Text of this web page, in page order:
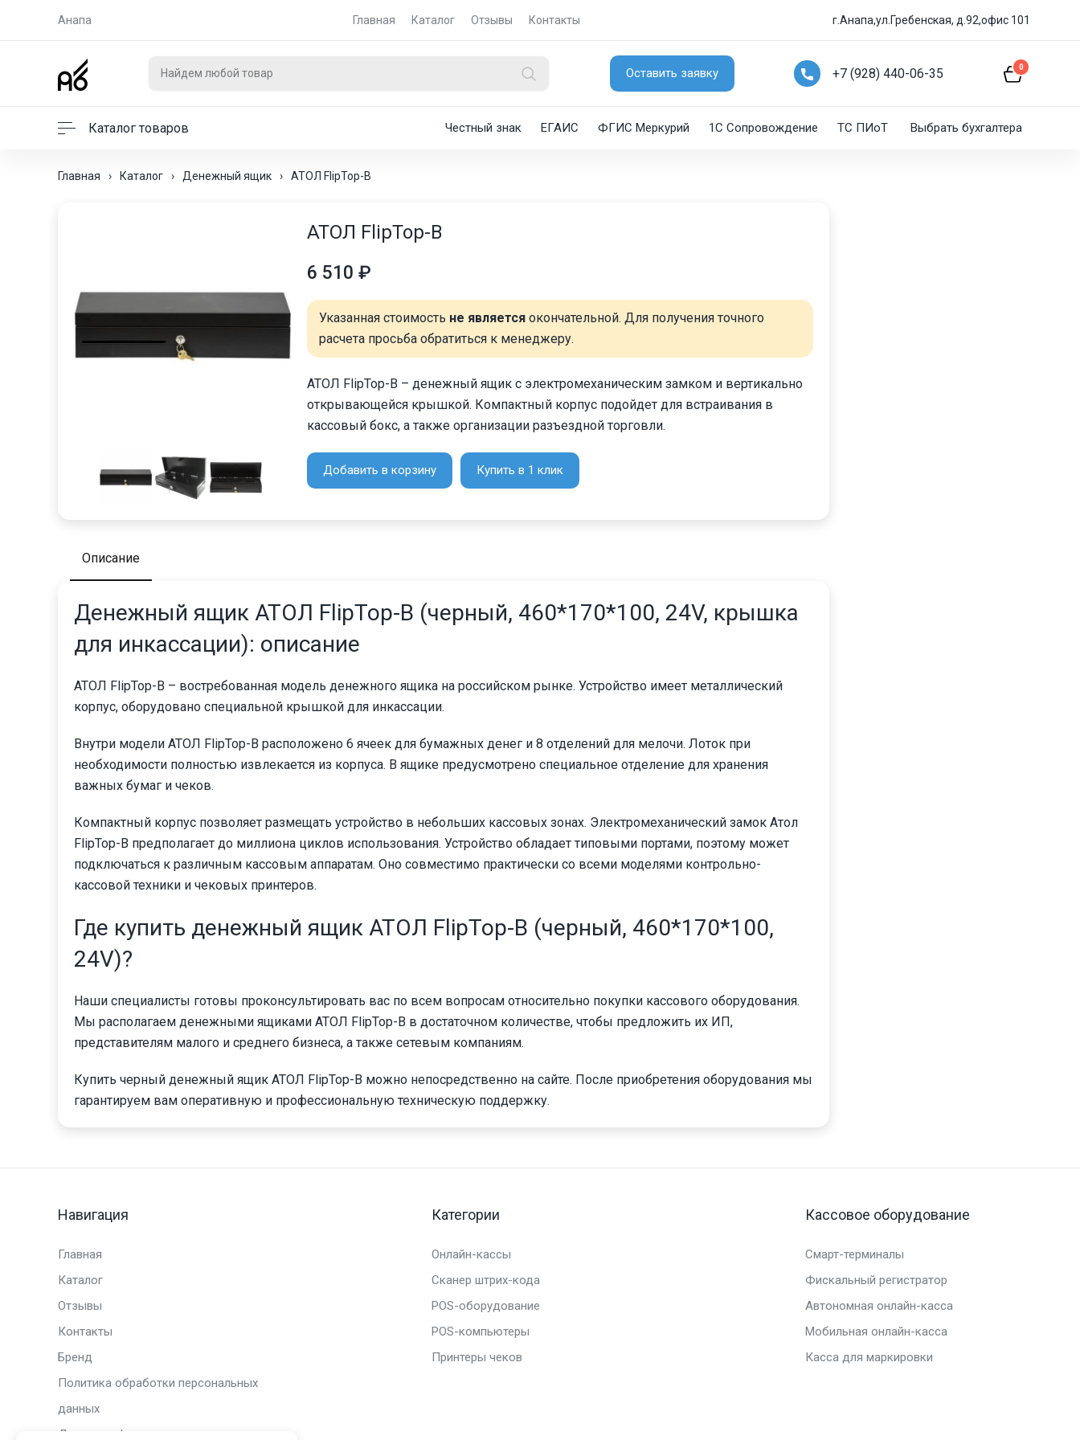
Анапа Главная Каталог Отзывы Контакты г.Анапа,ул.Гребенская, д.92,офис 101
Оставить заявку +7 (928) 440-06-35 0
Каталог товаров Честный знак ЕГАИС ФГИС Меркурий 1C Сопровождение ТС ПИоТ Выбрать бухгалтера
Главная › Каталог › Денежный ящик › АТОЛ FlipTop-B
АТОЛ FlipTop-B
6 510 ₽
Указанная стоимость не является окончательной. Для получения точного
расчета просьба обратиться к менеджеру.
АТОЛ FlipTop-B – денежный ящик с электромеханическим замком и вертикально
открывающейся крышкой. Компактный корпус подойдет для встраивания в
кассовый бокс, а также организации разъездной торговли.
Добавить в корзину Купить в 1 клик
Описание
Денежный ящик АТОЛ FlipTop-B (черный, 460*170*100, 24V, крышка
для инкассации): описание
АТОЛ FlipTop-B – востребованная модель денежного ящика на российском рынке. Устройство имеет металлический
корпус, оборудовано специальной крышкой для инкассации.
Внутри модели АТОЛ FlipTop-B расположено 6 ячеек для бумажных денег и 8 отделений для мелочи. Лоток при
необходимости полностью извлекается из корпуса. В ящике предусмотрено специальное отделение для хранения
важных бумаг и чеков.
Компактный корпус позволяет размещать устройство в небольших кассовых зонах. Электромеханический замок Атол
FlipTop-B предполагает до миллиона циклов использования. Устройство обладает типовыми портами, поэтому может
подключаться к различным кассовым аппаратам. Оно совместимо практически со всеми моделями контрольно-
кассовой техники и чековых принтеров.
Где купить денежный ящик АТОЛ FlipTop-B (черный, 460*170*100,
24V)?
Наши специалисты готовы проконсультировать вас по всем вопросам относительно покупки кассового оборудования.
Мы располагаем денежными ящиками АТОЛ FlipTop-B в достаточном количестве, чтобы предложить их ИП,
представителям малого и среднего бизнеса, а также сетевым компаниям.
Купить черный денежный ящик АТОЛ FlipTop-B можно непосредственно на сайте. После приобретения оборудования мы
гарантируем вам оперативную и профессиональную техническую поддержку.
Навигация
Главная
Каталог
Отзывы
Контакты
Бренд
Политика обработки персональных
данных
Договор оферты
Категории
Онлайн-кассы
Сканер штрих-кода
POS-оборудование
POS-компьютеры
Принтеры чеков
Кассовое оборудование
Смарт-терминалы
Фискальный регистратор
Автономная онлайн-касса
Мобильная онлайн-касса
Касса для маркировки